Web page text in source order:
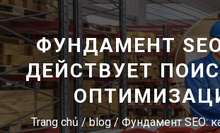
ФУНДАМЕНТ
ДЕЙСТВУЕТ
Trang chủ/blog/Фундамент SEO: